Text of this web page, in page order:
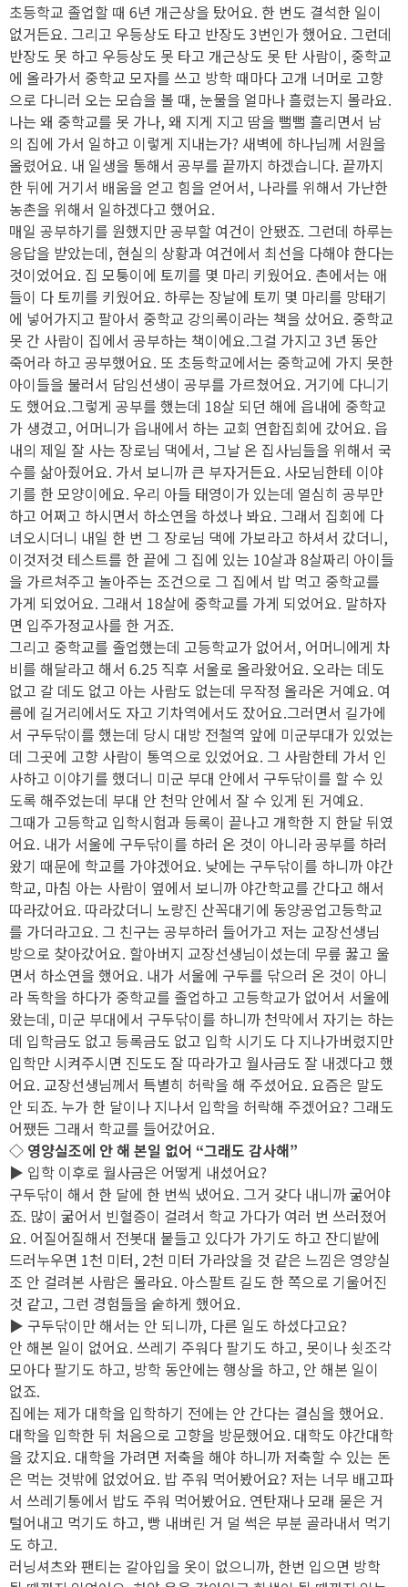
초등학교 졸업할 때 6년 개근상을 탔어요. 한 번도 결석한 일이
없거든요. 그리고 우등상도 타고 반장도 3번인가 했어요. 그런데
반장도 못 하고 우등상도 못 타고 개근상도 못 탄 사람이, 중학교
에 올라가서 중학교 모자를 쓰고 방학 때마다 고개 너머로 고향
으로 다니러 오는 모습을 볼 때, 눈물을 얼마나 흘렸는지 몰라요.
나는 왜 중학교를 못 가나, 왜 지게 지고 땀을 뻘뻘 흘리면서 남
의 집에 가서 일하고 이렇게 지내는가? 새벽에 하나님께 서원을
올렸어요. 내 일생을 통해서 공부를 끝까지 하겠습니다. 끝까지
한 뒤에 거기서 배움을 얻고 힘을 얻어서, 나라를 위해서 가난한
농촌을 위해서 일하겠다고 했어요.
매일 공부하기를 원했지만 공부할 여건이 안됐죠. 그런데 하루는
응답을 받았는데, 현실의 상황과 여건에서 최선을 다해야 한다는
것이었어요. 집 모퉁이에 토끼를 몇 마리 키웠어요. 촌에서는 애
들이 다 토끼를 키웠어요. 하루는 장날에 토끼 몇 마리를 망태기
에 넣어가지고 팔아서 중학교 강의록이라는 책을 샀어요. 중학교
못 간 사람이 집에서 공부하는 책이에요.그걸 가지고 3년 동안
죽어라 하고 공부했어요. 또 초등학교에서는 중학교에 가지 못한
아이들을 불러서 담임선생이 공부를 가르쳤어요. 거기에 다니기
도 했어요.그렇게 공부를 했는데 18살 되던 해에 읍내에 중학교
가 생겼고, 어머니가 읍내에서 하는 교회 연합집회에 갔어요. 읍
내의 제일 잘 사는 장로님 댁에서, 그날 온 집사님들을 위해서 국
수를 삶아줬어요. 가서 보니까 큰 부자거든요. 사모님한테 이야
기를 한 모양이에요. 우리 아들 태영이가 있는데 열심히 공부만
하고 어쩌고 하시면서 하소연을 하셨나 봐요. 그래서 집회에 다
녀오시더니 내일 한 번 그 장로님 댁에 가보라고 하셔서 갔더니,
이것저것 테스트를 한 끝에 그 집에 있는 10살과 8살짜리 아이들
을 가르쳐주고 놀아주는 조건으로 그 집에서 밥 먹고 중학교를
가게 되었어요. 그래서 18살에 중학교를 가게 되었어요. 말하자
면 입주가정교사를 한 거죠.
그리고 중학교를 졸업했는데 고등학교가 없어서, 어머니에게 차
비를 해달라고 해서 6.25 직후 서울로 올라왔어요. 오라는 데도
없고 갈 데도 없고 아는 사람도 없는데 무작정 올라온 거예요. 여
름에 길거리에서도 자고 기차역에서도 잤어요.그러면서 길가에
서 구두닦이를 했는데 당시 대방 전철역 앞에 미군부대가 있었는
데 그곳에 고향 사람이 통역으로 있었어요. 그 사람한테 가서 인
사하고 이야기를 했더니 미군 부대 안에서 구두닦이를 할 수 있
도록 해주었는데 부대 안 천막 안에서 잘 수 있게 된 거예요.
그때가 고등학교 입학시험과 등록이 끝나고 개학한 지 한달 뒤였
어요. 내가 서울에 구두닦이를 하러 온 것이 아니라 공부를 하러
왔기 때문에 학교를 가야겠어요. 낮에는 구두닦이를 하니까 야간
학교, 마침 아는 사람이 옆에서 보니까 야간학교를 간다고 해서
따라갔어요. 따라갔더니 노량진 산꼭대기에 동양공업고등학교
를 가더라고요. 그 친구는 공부하러 들어가고 저는 교장선생님
방으로 찾아갔어요. 할아버지 교장선생님이셨는데 무릎 꿇고 울
면서 하소연을 했어요. 내가 서울에 구두를 닦으러 온 것이 아니
라 독학을 하다가 중학교를 졸업하고 고등학교가 없어서 서울에
왔는데, 미군 부대에서 구두닦이를 하니까 천막에서 자기는 하는
데 입학금도 없고 등록금도 없고 입학 시기도 다 지나가버렸지만
입학만 시켜주시면 진도도 잘 따라가고 월사금도 잘 내겠다고 했
어요. 교장선생님께서 특별히 허락을 해 주셨어요. 요즘은 말도
안 되죠. 누가 한 달이나 지나서 입학을 허락해 주겠어요? 그래도
어쨌든 그래서 학교를 들어갔어요.
◇ 영양실조에 안 해 본일 없어 “그래도 감사해”
▶ 입학 이후로 월사금은 어떻게 내셨어요?
구두닦이 해서 한 달에 한 번씩 냈어요. 그거 갖다 내니까 굶어야
죠. 많이 굶어서 빈혈증이 걸려서 학교 가다가 여러 번 쓰러졌어
요. 어질어질해서 전봇대 붙들고 있다가 가기도 하고 잔디밭에
드러누우면 1천 미터, 2천 미터 가라앉을 것 같은 느낌은 영양실
조 안 걸려본 사람은 몰라요. 아스팔트 길도 한 쪽으로 기울어진
것 같고, 그런 경험들을 숱하게 했어요.
▶ 구두닦이만 해서는 안 되니까, 다른 일도 하셨다고요?
안 해본 일이 없어요. 쓰레기 주워다 팔기도 하고, 못이나 쇳조각
모아다 팔기도 하고, 방학 동안에는 행상을 하고, 안 해본 일이
없죠.
집에는 제가 대학을 입학하기 전에는 안 간다는 결심을 했어요.
대학을 입학한 뒤 처음으로 고향을 방문했어요. 대학도 야간대학
을 갔지요. 대학을 가려면 저축을 해야 하니까 저축할 수 있는 돈
은 먹는 것밖에 없었어요. 밥 주워 먹어봤어요? 저는 너무 배고파
서 쓰레기통에서 밥도 주워 먹어봤어요. 연탄재나 모래 묻은 거
털어내고 먹기도 하고, 빵 내버린 거 덜 썩은 부분 골라내서 먹기
도 하고.
러닝셔츠와 팬티는 갈아입을 옷이 없으니까, 한번 입으면 방학